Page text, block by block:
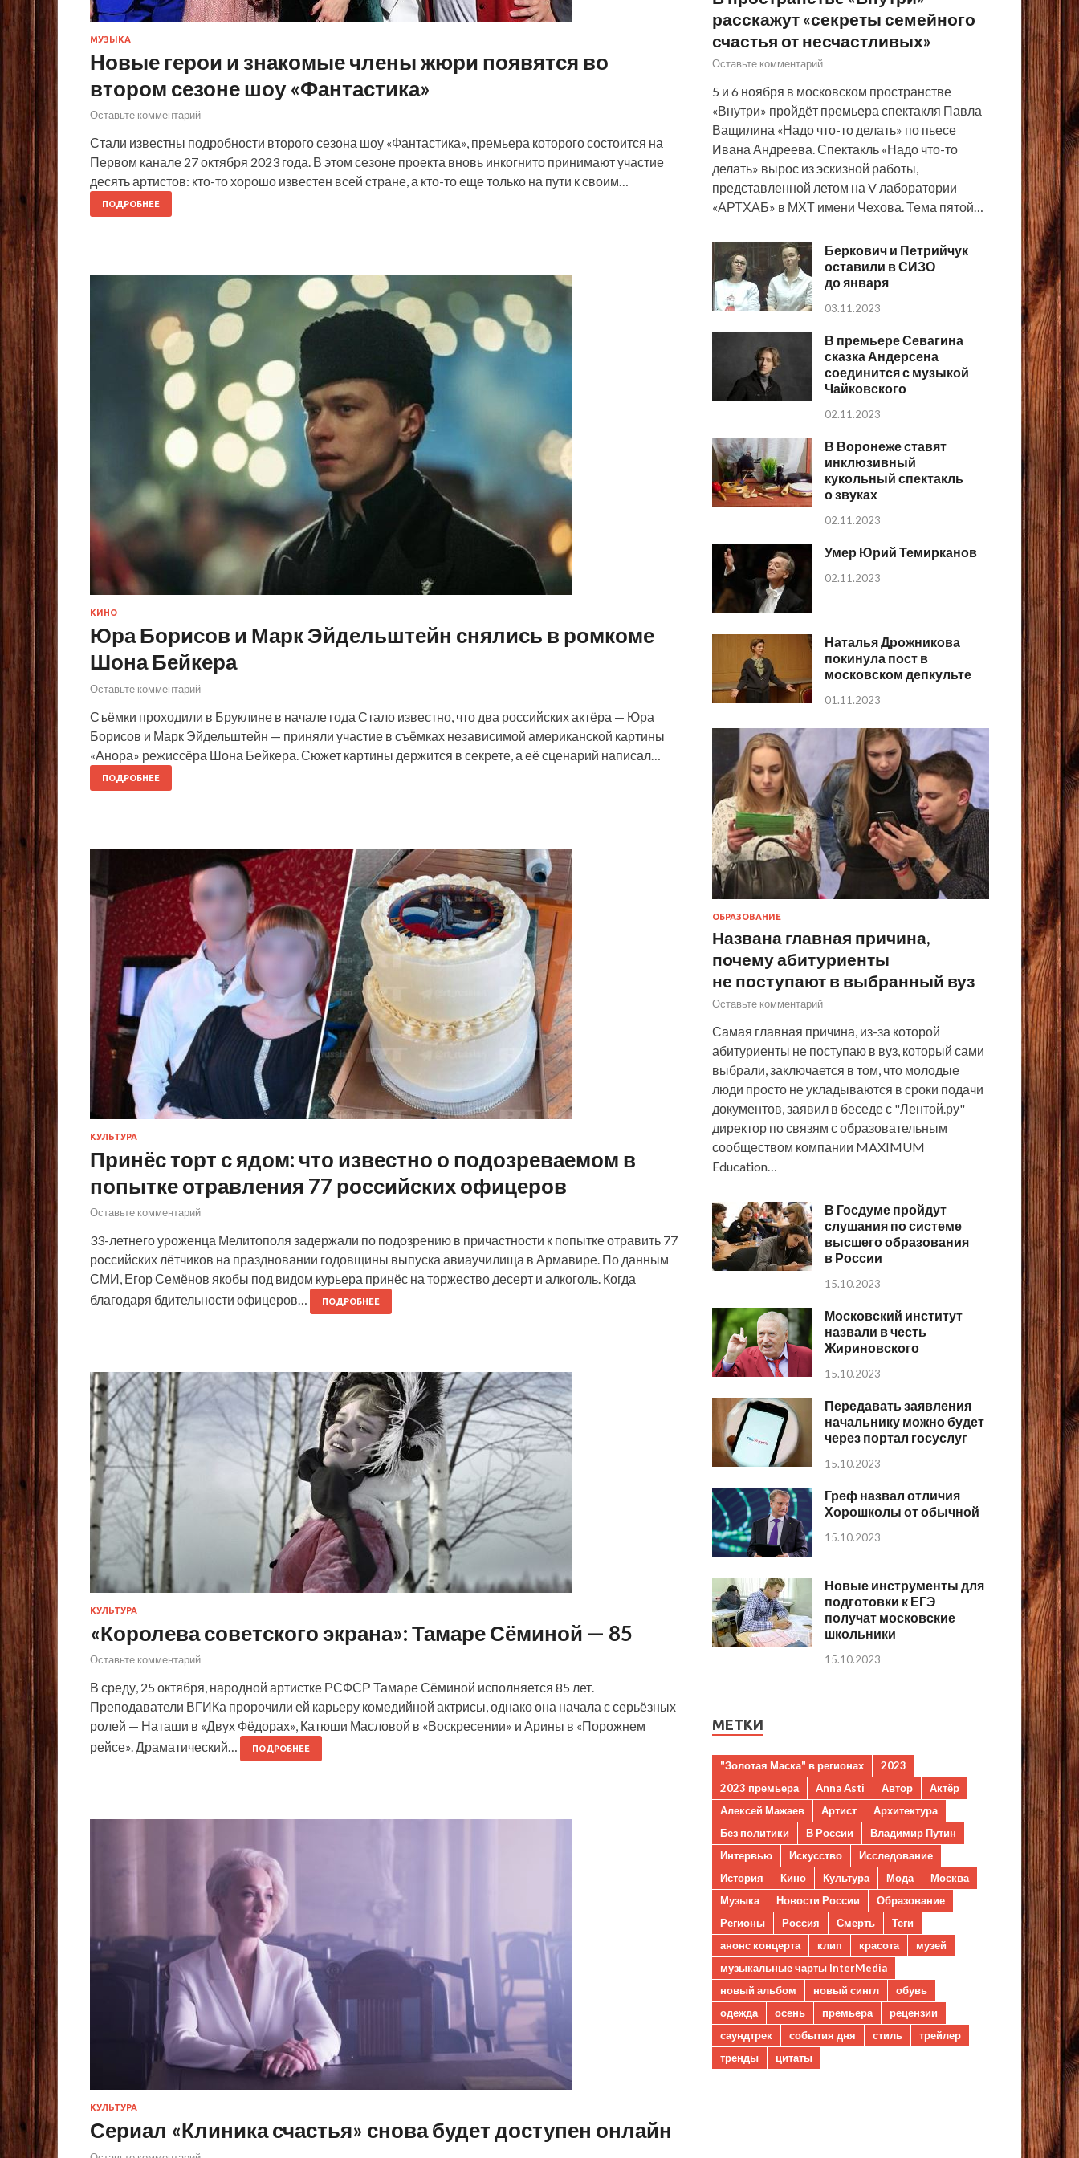
МУЗЫКА
Новые герои и знакомые члены жюри появятся во
втором сезоне шоу «Фантастика»
Оставьте комментарий
Стали известны подробности второго сезона шоу «Фантастика», премьера которого состоится на
Первом канале 27 октября 2023 года. В этом сезоне проекта вновь инкогнито принимают участие
десять артистов: кто-то хорошо известен всей стране, а кто-то еще только на пути к своим…
ПОДРОБНЕЕ
КИНО
Юра Борисов и Марк Эйдельштейн снялись в ромкоме
Шона Бейкера
Оставьте комментарий
Съёмки проходили в Бруклине в начале года Стало известно, что два российских актёра — Юра
Борисов и Марк Эйдельштейн — приняли участие в съёмках независимой американской картины
«Анора» режиссёра Шона Бейкера. Сюжет картины держится в секрете, а её сценарий написал…
ПОДРОБНЕЕ
КУЛЬТУРА
Принёс торт с ядом: что известно о подозреваемом в
попытке отравления 77 российских офицеров
Оставьте комментарий
33-летнего уроженца Мелитополя задержали по подозрению в причастности к попытке отравить 77
российских лётчиков на праздновании годовщины выпуска авиаучилища в Армавире. По данным
СМИ, Егор Семёнов якобы под видом курьера принёс на торжество десерт и алкоголь. Когда
благодаря бдительности офицеров…
ПОДРОБНЕЕ
КУЛЬТУРА
«Королева советского экрана»: Тамаре Сёминой — 85
Оставьте комментарий
В среду, 25 октября, народной артистке РСФСР Тамаре Сёминой исполняется 85 лет.
Преподаватели ВГИКа пророчили ей карьеру комедийной актрисы, однако она начала с серьёзных
ролей — Наташи в «Двух Фёдорах», Катюши Масловой в «Воскресении» и Арины в «Порожнем
рейсе». Драматический…
ПОДРОБНЕЕ
КУЛЬТУРА
Сериал «Клиника счастья» снова будет доступен онлайн
расскажут «секреты семейного
счастья от несчастливых»
Оставьте комментарий
5 и 6 ноября в московском пространстве
«Внутри» пройдёт премьера спектакля Павла
Ващилина «Надо что-то делать» по пьесе
Ивана Андреева. Спектакль «Надо что-то
делать» вырос из эскизной работы,
представленной летом на V лаборатории
«АРТХАБ» в МХТ имени Чехова. Тема пятой…
Беркович и Петрийчук
оставили в СИЗО
до января
03.11.2023
В премьере Севагина
сказка Андерсена
соединится с музыкой
Чайковского
02.11.2023
В Воронеже ставят
инклюзивный
кукольный спектакль
о звуках
02.11.2023
Умер Юрий Темирканов
02.11.2023
Наталья Дрожникова
покинула пост в
московском депкульте
01.11.2023
ОБРАЗОВАНИЕ
Названа главная причина,
почему абитуриенты
не поступают в выбранный вуз
Оставьте комментарий
Самая главная причина, из-за которой
абитуриенты не поступаю в вуз, который сами
выбрали, заключается в том, что молодые
люди просто не укладываются в сроки подачи
документов, заявил в беседе с "Лентой.ру"
директор по связям с образовательным
сообществом компании MAXIMUM
Education…
В Госдуме пройдут
слушания по системе
высшего образования
в России
15.10.2023
Московский институт
назвали в честь
Жириновского
15.10.2023
Передавать заявления
начальнику можно будет
через портал госуслуг
15.10.2023
Греф назвал отличия
Хорошколы от обычной
15.10.2023
Новые инструменты для
подготовки к ЕГЭ
получат московские
школьники
15.10.2023
МЕТКИ
"Золотая Маска" в регионах
2023
2023 премьера
Anna Asti Автор
Актёр
Алексей Мажаев
Артист
Архитектура
Без политики
В России
Владимир Путин
Интервью
Искусство
Исследование
История
Кино Культура Мода
Москва
Музыка
Новости России
Образование
Регионы
Россия Смерть
Теги
анонс концерта
клип красота
музей
музыкальные чарты InterMedia
новый альбом
новый сингл
обувь
одежда
осень премьера
рецензии
саундтрек
события дня стиль
трейлер
тренды
цитаты